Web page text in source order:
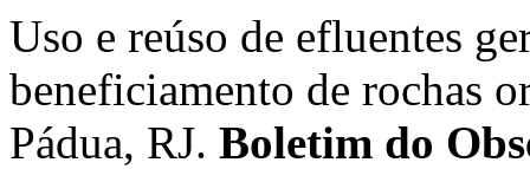
Uso e reúso de efluentes
beneficiamento de rochas
Pádua, RJ. Boletim do